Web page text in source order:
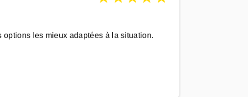
les mieux adaptées à la situation.